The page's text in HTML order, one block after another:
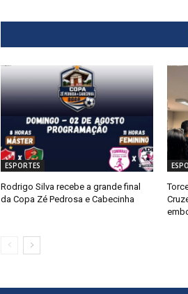
ESPORTES
Rodrigo Silva recebe a grande final
da Copa Zé Pedrosa e Cabecinha